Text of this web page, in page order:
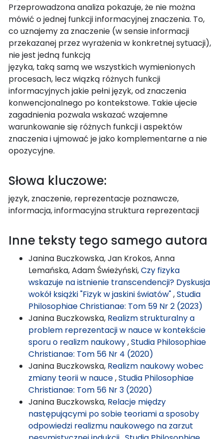
Przeprowadzona analiza pokazuje, że nie można
mówić o jednej funkcji informacyjnej znaczenia. To,
co uznajemy za znaczenie (w sensie informacji
przekazanej przez wyrażenia w konkretnej sytuacji),
nie jest jedną funkcją
języka, taką samą we wszystkich wymienionych
procesach, lecz wiązką różnych funkcji
informacyjnych jakie pełni język, od znaczenia
konwencjonalnego po kontekstowe. Takie ujecie
zagadnienia pozwala wskazać wzajemne
warunkowanie się różnych funkcji i aspektów
znaczenia i ujmować je jako komplementarne a nie
opozycyjne.
Słowa kluczowe:
język, znaczenie, reprezentacje poznawcze,
informacja, informacyjna struktura reprezentacji
Inne teksty tego samego autora
Janina Buczkowska, Jan Krokos, Anna
Lemańska, Adam Świeżyński,Czy fizyka
wskazuje na istnienie transcendencji? Dyskusja
wokół książki "Fizyk w jaskini światów",Studia
Philosophiae Christianae: Tom 59 Nr 2 (2023)
Janina Buczkowska, Realizm strukturalny a
problem reprezentacji w nauce w kontekście
sporu o realizm naukowy,Studia Philosophiae
Christianae: Tom 56 Nr 4 (2020)
Janina Buczkowska, Realizm naukowy wobec
zmiany teorii w nauce,Studia Philosophiae
Christianae: Tom 56 Nr 3 (2020)
Janina Buczkowska, Relacje między
następującymi po sobie teoriami a sposoby
odpowiedzi realizmu naukowego na zarzut